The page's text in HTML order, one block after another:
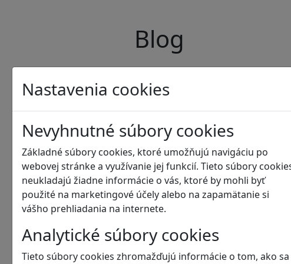
Nastavenia cookies
Nevyhnutné súbory cookies
Základné súbory cookies, ktoré umožňujú navigáciu po
webovej stránke a využívanie jej funkcií. Tieto súbory
neukladajú žiadne informácie o vás, ktoré by mohli byť
použité na marketingové účely alebo na zapamätanie si
vášho prehliadania na internete.
Analytické súbory cookies
Tieto súbory cookies zhromažďujú informácie o tom, ako sa
Blog